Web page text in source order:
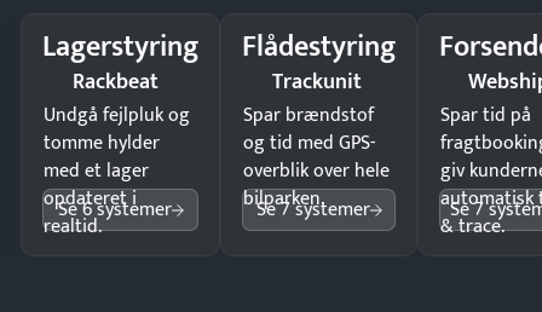
Lagerstyring
Rackbeat
Undgå fejlpluk og
tomme hylder
med et lager
opdateret i
realtid.
Se 6 systemer
Flådestyring
Trackunit
Spar brændstof
og tid med GPS-
overblik over hele
bilparken.
Se 7 systemer
Spar tid på
giv
automatisk
& trace.
Se 7